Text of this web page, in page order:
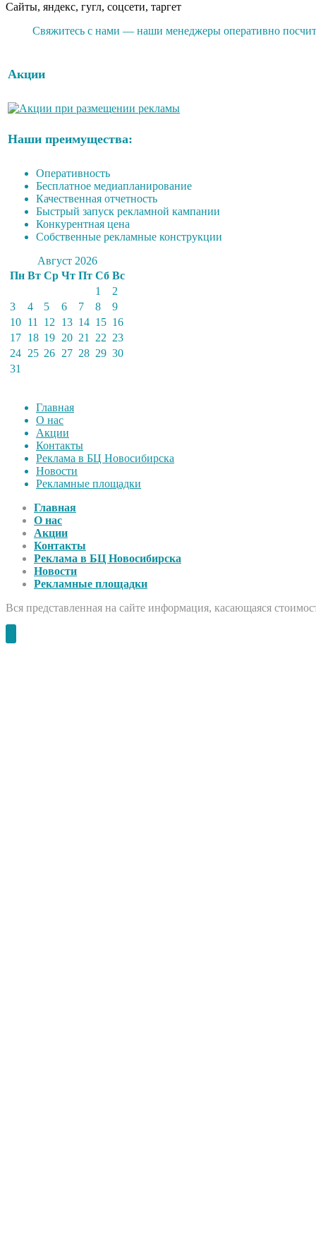
Сайты, яндекс, гугл, соцсети, таргет
Свяжитесь с нами — наши менеджеры оперативно
Акции
Наши преимущества:
Оперативность
Бесплатное медиапланирование
Качественная отчетность
Быстрый запуск рекламной кампании
Конкурентная цена
Собственные рекламные конструкции
Август 2026
Пн Вт Ср Чт Пт Сб Вс
1
2
3
4 5 6 7 8
9
10 11 12 13 14 15 16
17 18 19 20 21 22 23
24 25 26 27 28 29 30
31
Главная
О нас
Акции
Контакты
Реклама в БЦ Новосибирска
Новости
Рекламные площадки
Главная
О нас
Акции
Контакты
Реклама в БЦ Новосибирска
Новости
Рекламные площадки
Вся представленная на сайте информация, касающаяся